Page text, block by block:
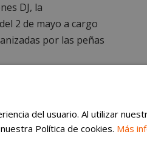
DJ, la
2 de mayo a cargo
por las peñas
la
de
del usuario. Al utilizar
Política de cookies. Más